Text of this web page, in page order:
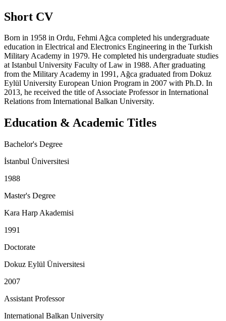
Short CV
Born in 1958 in Ordu, Fehmi Ağca completed his undergraduate
education in Electrical and Electronics Engineering in the Turkish
Military Academy in 1979. He completed his undergraduate studies
at Istanbul University Faculty of Law in 1988. After graduating
from the Military Academy in 1991, Ağca graduated from Dokuz
Eylül University European Union Program in 2007 with Ph.D. In
2013, he received the title of Associate Professor in International
Relations from International Balkan University.
Education & Academic Titles
Bachelor's Degree
İstanbul Üniversitesi
1988
Master's Degree
Kara Harp Akademisi
1991
Doctorate
Dokuz Eylül Üniversitesi
2007
Assistant Professor
International Balkan University